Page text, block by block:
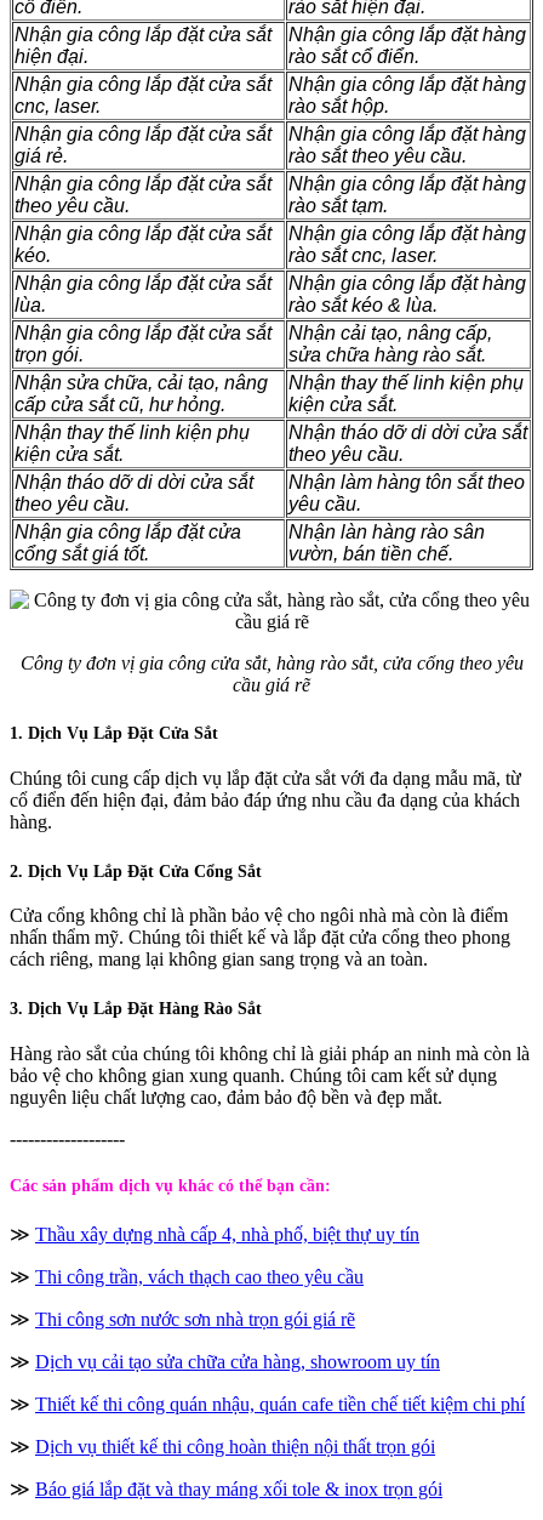
cổ điển.
rào sắt hiện đại.
Nhận gia công lắp đặt cửa sắt
hiện đại.
Nhận gia công lắp đặt hàng
rào sắt cổ điển.
Nhận gia công lắp đặt cửa sắt
cnc, laser.
Nhận gia công lắp đặt hàng
rào sắt hộp.
Nhận gia công lắp đặt cửa sắt
giá rẻ.
Nhận gia công lắp đặt hàng
rào sắt theo yêu cầu.
Nhận gia công lắp đặt cửa sắt
theo yêu cầu.
Nhận gia công lắp đặt hàng
rào sắt tạm.
Nhận gia công lắp đặt cửa sắt
kéo.
Nhận gia công lắp đặt hàng
rào sắt cnc, laser.
Nhận gia công lắp đặt cửa sắt
lùa.
Nhận gia công lắp đặt hàng
rào sắt kéo & lùa.
Nhận gia công lắp đặt cửa sắt
trọn gói.
Nhận cải tạo, nâng cấp,
sửa chữa hàng rào sắt.
Nhận sửa chữa, cải tạo, nâng
cấp cửa sắt cũ, hư hỏng.
Nhận thay thế linh kiện phụ
kiện cửa sắt.
Nhận thay thế linh kiện phụ
kiện cửa sắt.
Nhận tháo dỡ di dời cửa sắt
theo yêu cầu.
Nhận tháo dỡ di dời cửa sắt
theo yêu cầu.
Nhận làm hàng tôn sắt theo
yêu cầu.
Nhận gia công lắp đặt cửa
cổng sắt giá tốt.
Nhận làn hàng rào sân
vườn, bán tiền chế.
Công ty đơn vị gia công cửa sắt, hàng rào sắt, cửa cổng theo yêu
cầu giá rẽ
1. Dịch Vụ Lắp Đặt Cửa Sắt
Chúng tôi cung cấp dịch vụ lắp đặt cửa sắt với đa dạng mẫu mã, từ
cổ điển đến hiện đại, đảm bảo đáp ứng nhu cầu đa dạng của khách
hàng.
2. Dịch Vụ Lắp Đặt Cửa Cổng Sắt
Cửa cổng không chỉ là phần bảo vệ cho ngôi nhà mà còn là điểm
nhấn thẩm mỹ. Chúng tôi thiết kế và lắp đặt cửa cổng theo phong
cách riêng, mang lại không gian sang trọng và an toàn.
3. Dịch Vụ Lắp Đặt Hàng Rào Sắt
Hàng rào sắt của chúng tôi không chỉ là giải pháp an ninh mà còn là
bảo vệ cho không gian xung quanh. Chúng tôi cam kết sử dụng
nguyên liệu chất lượng cao, đảm bảo độ bền và đẹp mắt.
-------------------
Các sản phẩm dịch vụ khác có thể bạn cần:
≫ Thầu xây dựng nhà cấp 4, nhà phố, biệt thự uy tín
≫ Thi công trần, vách thạch cao theo yêu cầu
≫ Thi công sơn nước sơn nhà trọn gói giá rẽ
≫ Dịch vụ cải tạo sửa chữa cửa hàng, showroom uy tín
≫ Thiết kế thi công quán nhậu, quán cafe tiền chế tiết kiệm chi phí
≫ Dịch vụ thiết kế thi công hoàn thiện nội thất trọn gói
≫ Báo giá lắp đặt và thay máng xối tole & inox trọn gói